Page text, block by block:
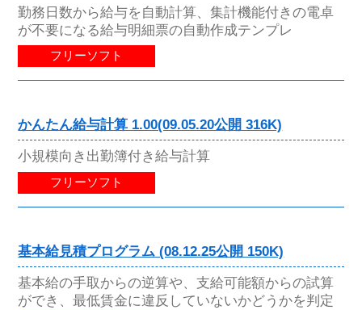
勤務日数から給与を自動計算、集計機能付きの電卓
が不要になる給与明細票の自動作成テンプレ
フリーソフト
かんたん給与計算 1.00(09.05.20公開 316K)
小規模向き出勤簿付き給与計算
フリーソフト
基本給見積プログラム (08.12.25公開 150K)
基本給の手取からの逆算や、支給可能額からの試算
ができ、最低賃金に違反していないかどうかを判定